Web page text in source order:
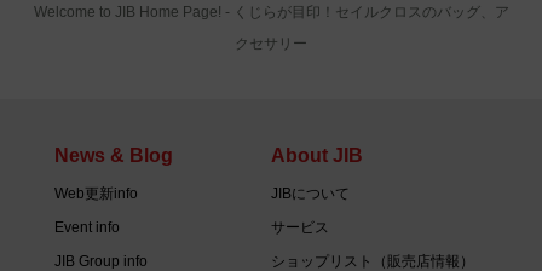
Welcome to JIB Home Page! ‐ くじらが目印！セイルクロスのバッグ、ア
クセサリー
News & Blog
Web更新info
Event info
JIB Group info
About JIB
JIBについて
サービス
ショップリスト（販売店情報）